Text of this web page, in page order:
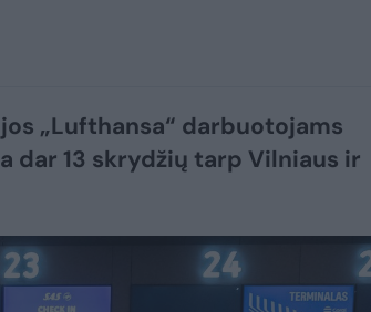
„Lufthansa“ darbuotojams
dar 13 skrydžių tarp Vilniaus ir